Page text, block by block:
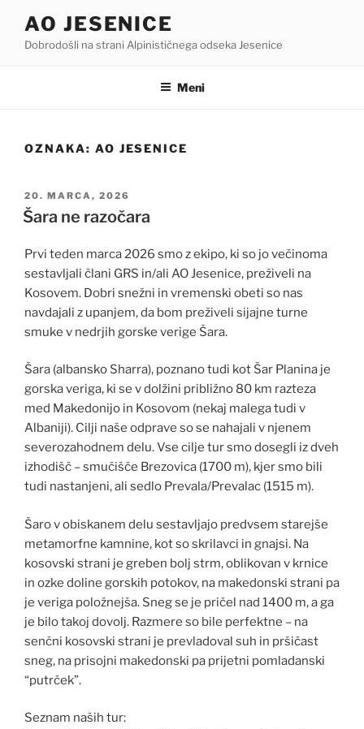
vsebino
AO JESENICE
Dobrodošli na strani Alpinističnega odseka Jesenice
Meni
OZNAKA: AO JESENICE
OBJAVLJENO
DNE
20. MARCA, 2026
Šara ne razočara
Prvi teden marca 2026 smo z ekipo, ki so jo večinoma
sestavljali člani GRS in/ali AO Jesenice, preživeli na
Kosovem. Dobri snežni in vremenski obeti so nas
navdajali z upanjem, da bom preživeli sijajne turne
smuke v nedrjih gorske verige Šara.
Šara (albansko Sharra), poznano tudi kot Šar Planina je
gorska veriga, ki se v dolžini približno 80 km razteza
med Makedonijo in Kosovom (nekaj malega tudi v
Albaniji). Cilji naše odprave so se nahajali v njenem
severozahodnem delu. Vse cilje tur smo dosegli iz dveh
izhodišč – smučišče Brezovica (1700 m), kjer smo bili
tudi nastanjeni, ali sedlo Prevala/Prevalac (1515 m).
Šaro v obiskanem delu sestavljajo predvsem starejše
metamorfne kamnine, kot so skrilavci in gnajsi. Na
kosovski strani je greben bolj strm, oblikovan v krnice
in ozke doline gorskih potokov, na makedonski strani pa
je veriga položnejša. Sneg se je pričel nad 1400 m, a ga
je bilo takoj dovolj. Razmere so bile perfektne – na
senčni kosovski strani je prevladoval suh in pršičast
sneg, na prisojni makedonski pa prijetni pomladanski
“putrček”.
Seznam naših tur: